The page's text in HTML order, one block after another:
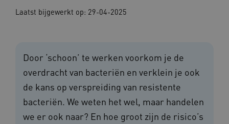
Laatst bijgewerkt op: 29-04-2025
Door ‘schoon’ te werken voorkom je de
overdracht van bacteriën en verklein je ook
de kans op verspreiding van resistente
bacteriën. We weten het wel, maar handelen
we er ook naar? En hoe groot zijn de risico’s